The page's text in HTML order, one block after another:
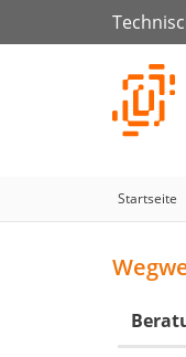
Startseite